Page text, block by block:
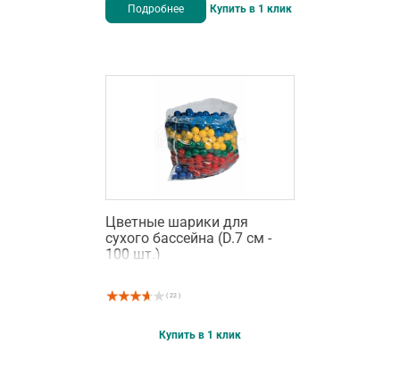
Подробнее Купить в 1 клик
Цветные шарики для
сухого бассейна (D.7 см -
100 шт.)
( 22 )
Купить в 1 клик